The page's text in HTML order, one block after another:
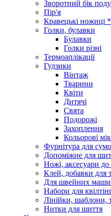
Зворотний бік
Пір'я
Кравецькі ножиці *
Голки, булавки
Булавки
Голки різні
Термоаплікації
Гудзики
Вінтаж
Тварини
Квіти
Дитячі
Свята
Подорожі
Захоплення
Кольорові
Фурнітура для
Допоміжне для
Ножі, аксесуари
Клей, добавки для
Для швейних
Набори для
Лінійки, шаблони,
Нитки для шиття